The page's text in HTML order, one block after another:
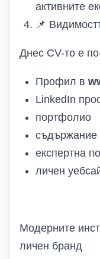
активните
📌
Днес CV-то е
Профил в
LinkedIn
портфолио
съдържание
експертна
личен
Модерните
личен бранд